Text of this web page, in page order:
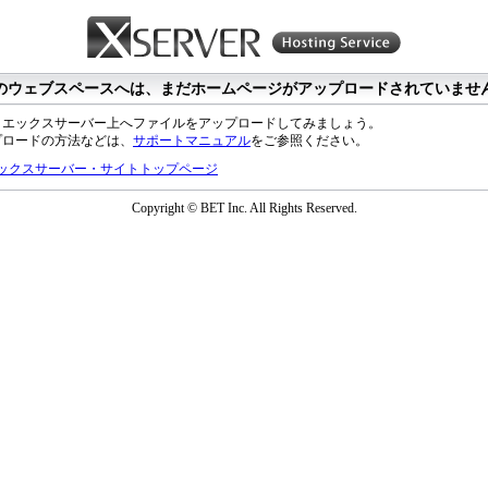
ウェブスペースへは、まだホームページがアップロードされていませ
ックスサーバー上へファイルをアップロードしてみましょう。
ードの方法などは、 サポートマニュアルをご参照ください。
クスサーバー・サイトトップページ
Copyright © BET Inc. All Rights Reserved.